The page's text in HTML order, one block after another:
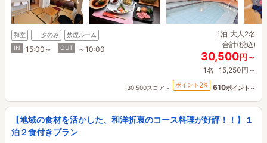
和室 夕のみ
禁煙ルーム
IN
15:00～ OUT ～10:00
1泊 大人2名
合計(税込)
30,500円～
1名 15,250円～
30,500スコア～ ポイント 2% 610ポイント～
【地域の食材を活かした、和洋折衷のコース料理が好評！！】１
泊２食付きプラン